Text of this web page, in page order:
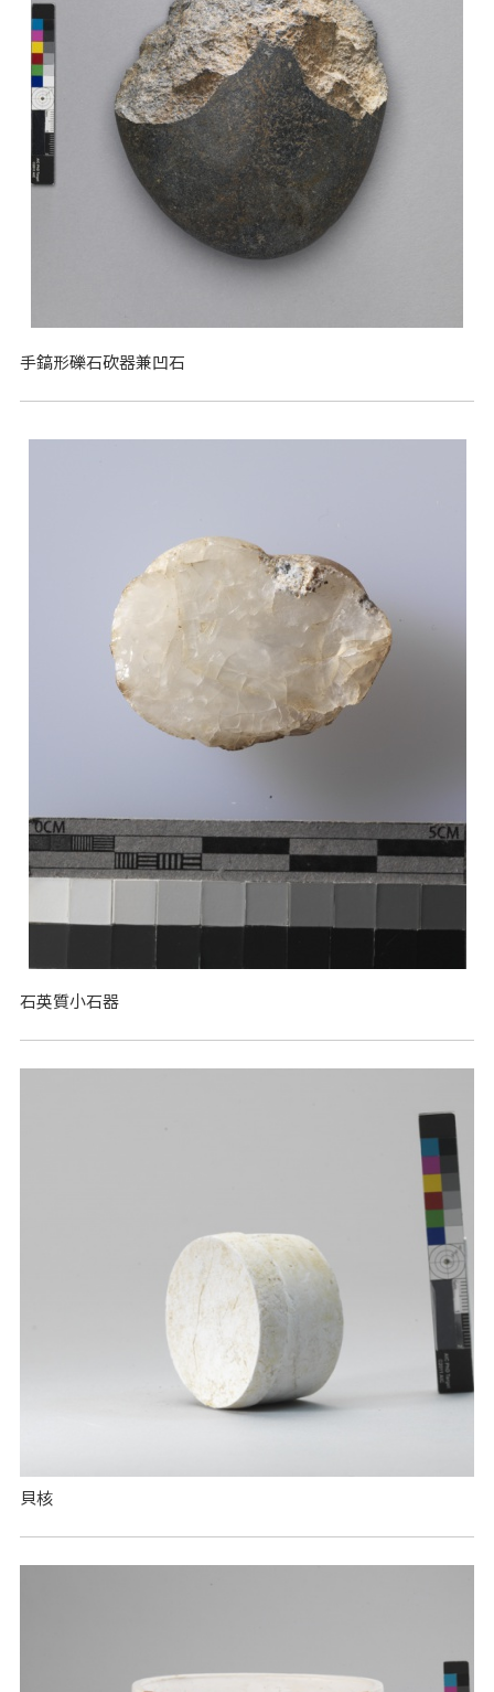
手鎬形礫石砍器兼凹石
石英質小石器
貝核